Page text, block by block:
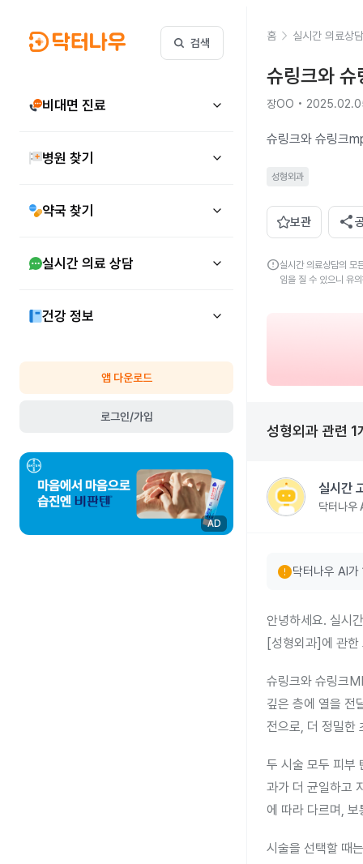
검색
비대면 진료
병원 찾기
약국 찾기
실시간 의료 상담
건강 정보
앱 다운로드
로그인/가입
AD
홈 실시간 의료상담
슈링크와
장OO •
슈링크와 슈링크
성형외과
보관 share
error실시간 의료상담의 모
임을 질 수 있으니 유
성형외과 관련 1
실시간
닥터나우
error닥터나우 AI
안녕하세요. 실시
[성형외과]에 관한
슈링크와 슈링크
깊은 층에 열을 전
전으로, 더 정밀한
두 시술 모두 피부
과가 더 균일하고
에 따라 다르며,
시술을 선택할 때